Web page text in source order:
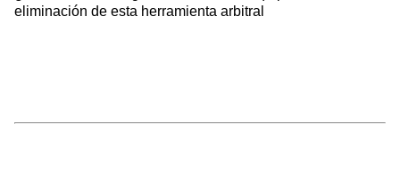
eliminación de esta herramienta arbitral